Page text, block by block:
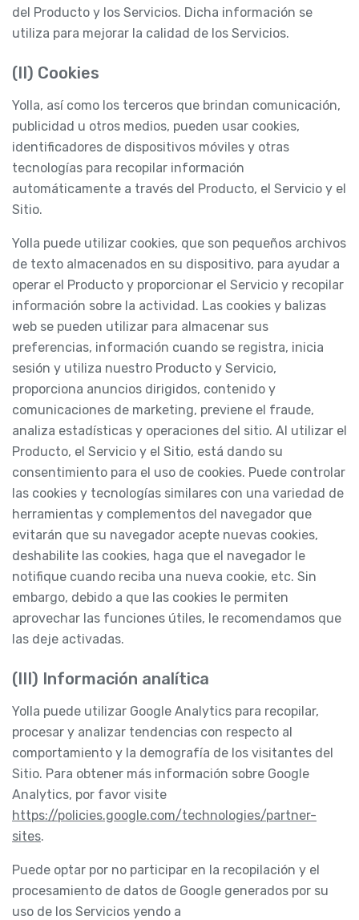
del Producto y los Servicios. Dicha información se
utiliza para mejorar la calidad de los Servicios.
(II) Cookies
Yolla, así como los terceros que brindan comunicación,
publicidad u otros medios, pueden usar cookies,
identificadores de dispositivos móviles y otras
tecnologías para recopilar información
automáticamente a través del Producto, el Servicio y el
Sitio.
Yolla puede utilizar cookies, que son pequeños archivos
de texto almacenados en su dispositivo, para ayudar a
operar el Producto y proporcionar el Servicio y recopilar
información sobre la actividad. Las cookies y balizas
web se pueden utilizar para almacenar sus
preferencias, información cuando se registra, inicia
sesión y utiliza nuestro Producto y Servicio,
proporciona anuncios dirigidos, contenido y
comunicaciones de marketing, previene el fraude,
analiza estadísticas y operaciones del sitio. Al utilizar el
Producto, el Servicio y el Sitio, está dando su
consentimiento para el uso de cookies. Puede controlar
las cookies y tecnologías similares con una variedad de
herramientas y complementos del navegador que
evitarán que su navegador acepte nuevas cookies,
deshabilite las cookies, haga que el navegador le
notifique cuando reciba una nueva cookie, etc. Sin
embargo, debido a que las cookies le permiten
aprovechar las funciones útiles, le recomendamos que
las deje activadas.
(III) Información analítica
Yolla puede utilizar Google Analytics para recopilar,
procesar y analizar tendencias con respecto al
comportamiento y la demografía de los visitantes del
Sitio. Para obtener más información sobre Google
Analytics, por favor visite
https://policies.google.com/technologies/partner-
sites.
Puede optar por no participar en la recopilación y el
procesamiento de datos de Google generados por su
uso de los Servicios yendo a